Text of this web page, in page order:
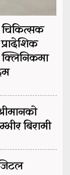
चिकित्सक
बिरामी